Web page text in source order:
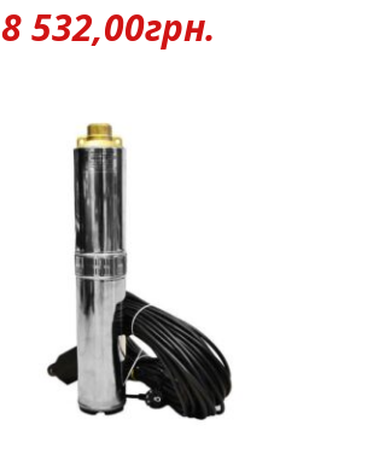
8 532,00грн.